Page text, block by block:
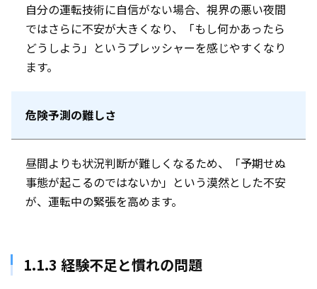
自分の運転技術に自信がない場合、視界の悪い夜間
ではさらに不安が大きくなり、「もし何かあったら
どうしよう」というプレッシャーを感じやすくなり
ます。
危険予測の難しさ
昼間よりも状況判断が難しくなるため、「予期せぬ
事態が起こるのではないか」という漠然とした不安
が、運転中の緊張を高めます。
1.1.3 経験不足と慣れの問題